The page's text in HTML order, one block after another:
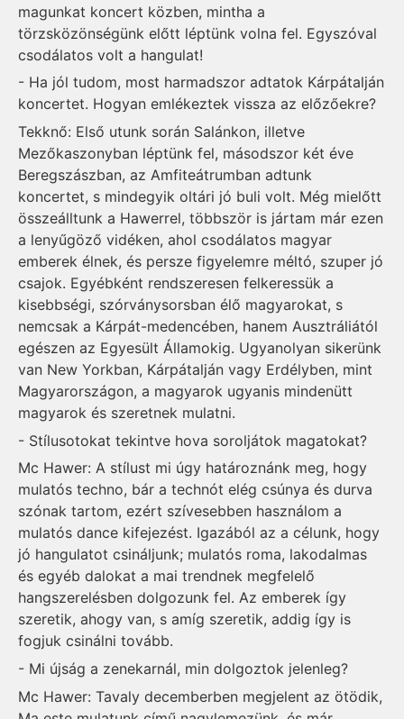
magunkat koncert közben, mintha a
törzsközönségünk előtt léptünk volna fel. Egyszóval
csodálatos volt a hangulat!
- Ha jól tudom, most harmadszor adtatok Kárpátalján
koncertet. Hogyan emlékeztek vissza az előzőekre?
Tekknő: Első utunk során Salánkon, illetve
Mezőkaszonyban léptünk fel, másodszor két éve
Beregszászban, az Amfiteátrumban adtunk
koncertet, s mindegyik oltári jó buli volt. Még mielőtt
összeálltunk a Hawerrel, többször is jártam már ezen
a lenyűgöző vidéken, ahol csodálatos magyar
emberek élnek, és persze figyelemre méltó, szuper jó
csajok. Egyébként rendszeresen felkeressük a
kisebbségi, szórványsorsban élő magyarokat, s
nemcsak a Kárpát-medencében, hanem Ausztráliától
egészen az Egyesült Államokig. Ugyanolyan sikerünk
van New Yorkban, Kárpátalján vagy Erdélyben, mint
Magyarországon, a magyarok ugyanis mindenütt
magyarok és szeretnek mulatni.
- Stílusotokat tekintve hova soroljátok magatokat?
Mc Hawer: A stílust mi úgy határoznánk meg, hogy
mulatós techno, bár a technót elég csúnya és durva
szónak tartom, ezért szívesebben használom a
mulatós dance kifejezést. Igazából az a célunk, hogy
jó hangulatot csináljunk; mulatós roma, lakodalmas
és egyéb dalokat a mai trendnek megfelelő
hangszerelésben dolgozunk fel. Az emberek így
szeretik, ahogy van, s amíg szeretik, addig így is
fogjuk csinálni tovább.
- Mi újság a zenekarnál, min dolgoztok jelenleg?
Mc Hawer: Tavaly decemberben megjelent az ötödik,